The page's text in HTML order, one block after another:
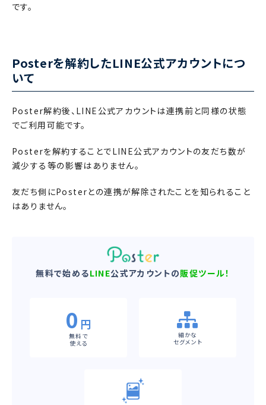
です。
Posterを解約したLINE公式アカウントにつ
いて
Poster解約後、LINE公式アカウントは連携前と同様の状態
でご利用可能です。
Posterを解約することでLINE公式アカウントの友だち数が
減少する等の影響はありません。
友だち側にPosterとの連携が解除されたことを知られること
はありません。
無料で始めるLINE公式アカウントの販促ツール！
0 円
無料で
使える
細かな
セグメント